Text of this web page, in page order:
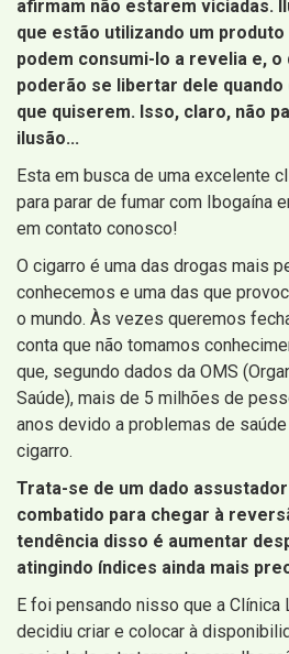
afirmam não estarem viciadas.
que estão utilizando um
podem consumi-lo a revelia e, o
poderão se libertar dele
que quiserem. Isso, claro, não
ilusão...
Esta em busca de uma excelente
para parar de fumar com Ibogaína
em contato conosco!
O cigarro é uma das drogas mais
conhecemos e uma das que
o mundo. Às vezes queremos
conta que não tomamos
que, segundo dados da OMS
Saúde), mais de 5 milhões de
anos devido a problemas de
cigarro.
Trata-se de um dado
combatido para chegar à
tendência disso é aumentar
atingindo índices ainda mais
E foi pensando nisso que a Clínica
decidiu criar e colocar à